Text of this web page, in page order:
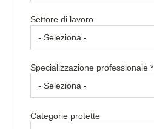
Settore di lavoro
Specializzazione professionale *
Categorie protette